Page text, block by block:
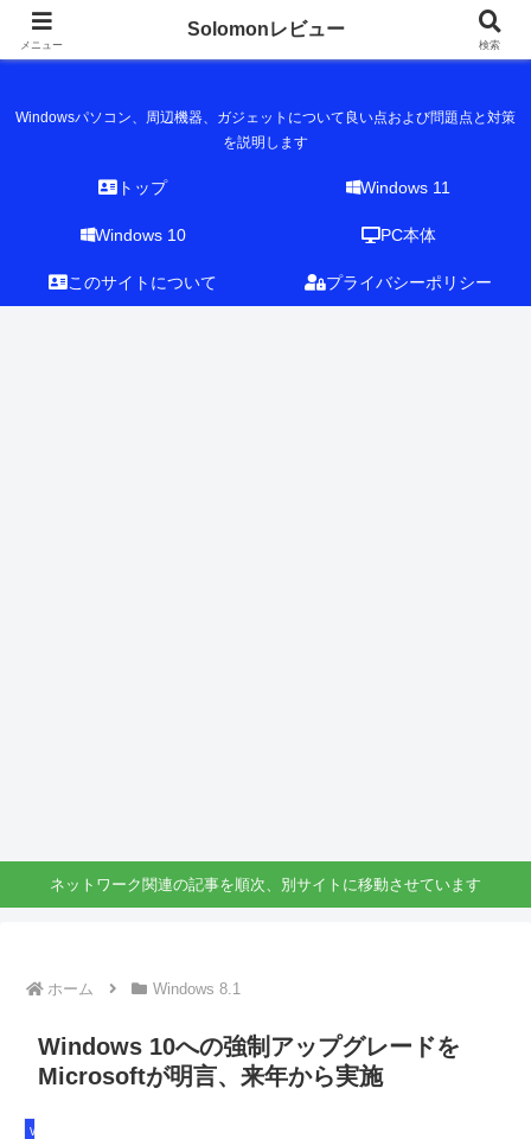
Solomonレビュー
Windowsパソコン、周辺機器、ガジェットについて良い点および問題点と対策
を説明します
トップ Windows 11
Windows 10 PC本体
このサイトについて プライバシーポリシー
ネットワーク関連の記事を順次、別サイトに移動させています
ホーム Windows 8.1
Windows 10への強制アップグレードを
Microsoftが明言、来年から実施
Windows 8.1
メニュー
Solomonレビュー
検索